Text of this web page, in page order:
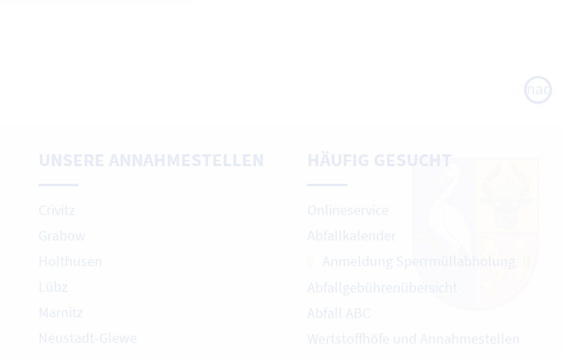
nach
oben
UNSERE ANNAHMESTELLEN
Crivitz
Grabow
Holthusen
Lübz
Marnitz
Neustadt-Glewe
HÄUFIG GESUCHT
Onlineservice
Abfallkalender
Anmeldung Sperrmüllabholung
Abfallgebührenübersicht
Abfall ABC
Wertstoffhöfe und Annahmestellen